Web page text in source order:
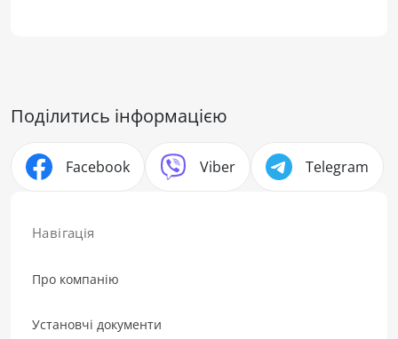
Навігація
Про компанію
Установчі документи
Поділитись інформацією
Facebook Viber Telegram